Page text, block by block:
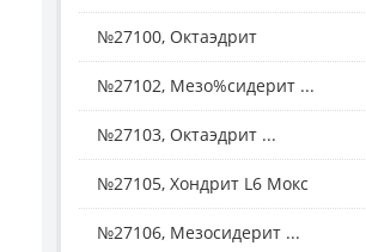
№27100, Октаэдрит
№27102, Мезо%сидерит ...
№27103, Октаэдрит ...
№27105, Хондрит L6 Мокс
№27106, Мезосидерит ...